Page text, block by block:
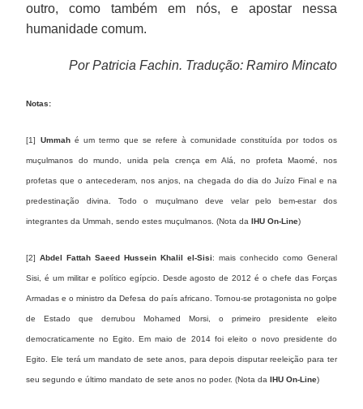
outro, como também em nós, e apostar nessa
humanidade comum.
Por Patricia Fachin. Tradução: Ramiro Mincato
Notas:
[1] Ummahé um termo que se refere à comunidade constituída por todos os
muçulmanos do mundo, unida pela crença em Alá, no profeta Maomé, nos
profetas que o antecederam, nos anjos, na chegada do dia do Juízo Final e na
predestinação divina. Todo o muçulmano deve velar pelo bem-estar dos
integrantes da Ummah, sendo estes muçulmanos. (Nota daIHU On-Line)
[2]Abdel Fattah Saeed Hussein Khalil el-Sisi: mais conhecido como General
Sisi, é um militar e político egípcio. Desde agosto de 2012 é o chefe das Forças
Armadas e o ministro da Defesa do país africano. Tornou-se protagonista no golpe
de Estado que derrubou Mohamed Morsi, o primeiro presidente eleito
democraticamente no Egito. Em maio de 2014 foi eleito o novo presidente do
Egito. Ele terá um mandato de sete anos, para depois disputar reeleição para ter
seu segundo e último mandato de sete anos no poder. (Nota daIHU On-Line)